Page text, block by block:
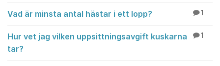
Vad är minsta antal hästar i ett lopp? 1
Hur vet jag vilken uppsittningsavgift kuskarna
tar?
1